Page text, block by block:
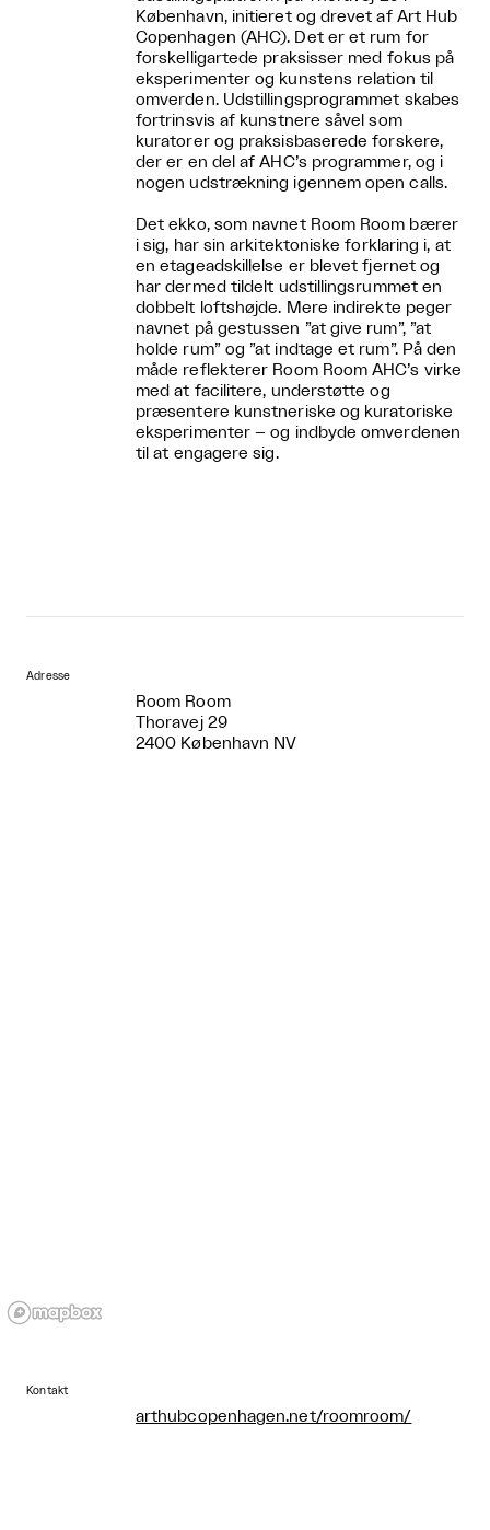
København, initieret og drevet af Art Hub
Copenhagen (AHC). Det er et rum for
forskelligartede praksisser med fokus på
eksperimenter og kunstens relation til
omverden. Udstillingsprogrammet skabes
fortrinsvis af kunstnere såvel som
kuratorer og praksisbaserede forskere,
der er en del af AHC’s programmer, og i
nogen udstrækning igennem open calls.
Det ekko, som navnet Room Room bærer
i sig, har sin arkitektoniske forklaring i, at
en etageadskillelse er blevet fjernet og
har dermed tildelt udstillingsrummet en
dobbelt loftshøjde. Mere indirekte peger
navnet på gestussen ”at give rum”, ”at
holde rum” og ”at indtage et rum”. På den
måde reflekterer Room Room AHC’s virke
med at facilitere, understøtte og
præsentere kunstneriske og kuratoriske
eksperimenter – og indbyde omverdenen
til at engagere sig.
Adresse
Room Room
Thoravej 29
2400 København NV
Kontakt
arthubcopenhagen.net/roomroom/